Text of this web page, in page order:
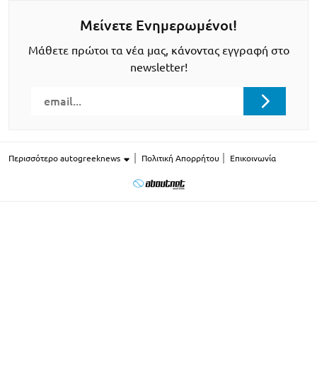
Μείνετε Ενημερωμένοι!
Μάθετε πρώτοι τα νέα μας, κάνοντας εγγραφή στο
newsletter!
Περισσότερο autogreeknews Πολιτική Απορρήτου Επικοινωνία